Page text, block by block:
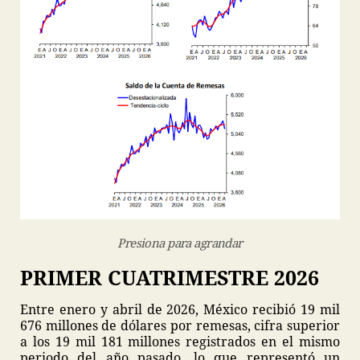
Presiona para agrandar
PRIMER CUATRIMESTRE 2026
Entre enero y abril de 2026, México recibió 19 mil
676 millones de dólares por remesas, cifra superior
a los 19 mil 181 millones registrados en el mismo